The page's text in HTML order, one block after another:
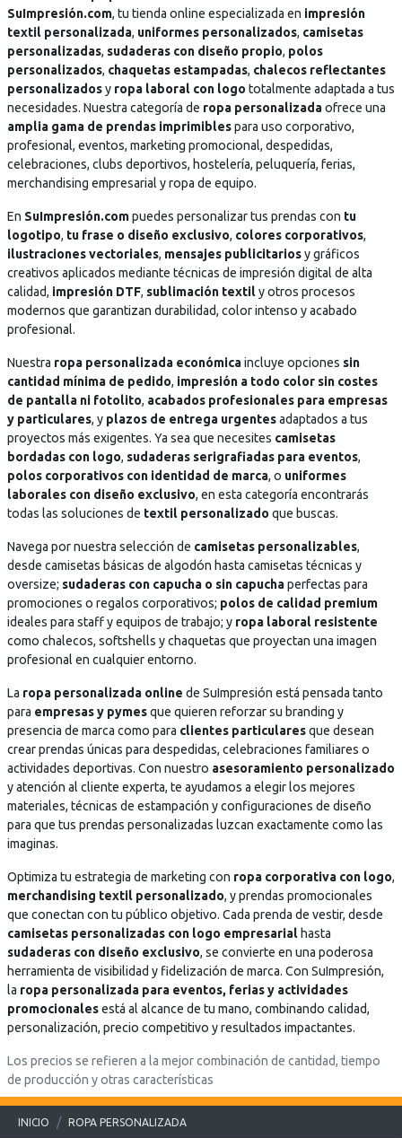
e
s
c
a
r
g
a
.
.
.
e
s
c
a
r
g
a
.
.
.
i
l
l
a
s
t
e
x
t
o
"
D
e
s
c
a
r
a
.
.
.
i
l
l
a
s
t
e
x
t
o
"
D
e
s
c
a
a
.
.
.
SuImpresión.com, tu tienda online especializada en impresión
textil personalizada, uniformes personalizados, camisetas
personalizadas, sudaderas con diseño propio, polos
personalizados, chaquetas estampadas, chalecos reflectantes
personalizadosy ropa laboral con logo totalmente adaptada a tus
necesidades. Nuestra categoría de ropa personalizadaofrece una
amplia gama de prendas imprimiblespara uso corporativo,
profesional, eventos, marketing promocional, despedidas,
celebraciones, clubs deportivos, hostelería, peluquería, ferias,
merchandising empresarial y ropa de equipo.
En SuImpresión.compuedes personalizar tus prendas con tu
logotipo, tu frase o diseño exclusivo, colores corporativos,
ilustraciones vectoriales, mensajes publicitariosy gráficos
creativos aplicados mediante técnicas de impresión digital de alta
calidad, impresión DTF, sublimación textily otros procesos
modernos que garantizan durabilidad, color intenso y acabado
profesional.
Nuestra ropa personalizada económicaincluye opciones sin
cantidad mínima de pedido, impresión a todo color sin costes
de pantalla ni fotolito, acabados profesionales para empresas
y particulares, y plazos de entrega urgentesadaptados a tus
proyectos más exigentes. Ya sea que necesites camisetas
bordadas con logo, sudaderas serigrafiadas para eventos,
polos corporativos con identidad de marca, o uniformes
laborales con diseño exclusivo, en esta categoría encontrarás
todas las soluciones de textil personalizado que buscas.
Navega por nuestra selección de camisetas personalizables,
desde camisetas básicas de algodón hasta camisetas técnicas y
oversize; sudaderas con capucha o sin capuchaperfectas para
promociones o regalos corporativos; polos de calidad premium
ideales para staff y equipos de trabajo; y ropa laboral resistente
como chalecos, softshells y chaquetas que proyectan una imagen
profesional en cualquier entorno.
La ropa personalizada online de SuImpresión está pensada tanto
para empresas y pymesque quieren reforzar su branding y
presencia de marca como para clientes particularesque desean
crear prendas únicas para despedidas, celebraciones familiares o
actividades deportivas. Con nuestro asesoramiento personalizado
y atención al cliente experta, te ayudamos a elegir los mejores
materiales, técnicas de estampación y configuraciones de diseño
para que tus prendas personalizadas luzcan exactamente como las
imaginas.
Optimiza tu estrategia de marketing con ropa corporativa con logo,
merchandising textil personalizado, y prendas promocionales
que conectan con tu público objetivo. Cada prenda de vestir, desde
camisetas personalizadas con logo empresarialhasta
sudaderas con diseño exclusivo, se convierte en una poderosa
herramienta de visibilidad y fidelización de marca. Con SuImpresión,
la ropa personalizada para eventos, ferias y actividades
promocionalesestá al alcance de tu mano, combinando calidad,
personalización, precio competitivo y resultados impactantes.
Los precios se refieren a la mejor combinación de cantidad, tiempo
de producción y otras características
INICIO ROPA PERSONALIZADA